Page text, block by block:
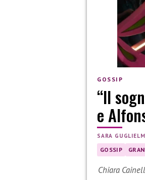
GOSSIP
“Il
e
SARA
GOSSIP
Chiara